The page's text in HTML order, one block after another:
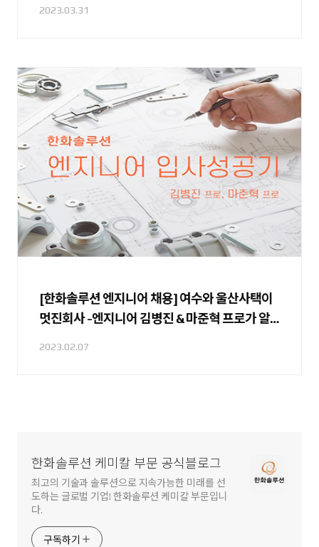
2023.03.31
[한화솔루션 엔지니어 채용] 여수와 울산사택이
멋진회사 -엔지니어 김병진 & 마준혁 프로가 알
2023.02.07
한화솔루션 케미칼 부문 공식블로그
최고의 기술과 솔루션으로 지속가능한 미래를 선
도하는 글로벌 기업! 한화솔루션 케미칼 부문입니
다.
구독하기